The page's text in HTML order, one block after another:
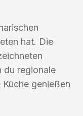
hat. Die
du regionale
genießen